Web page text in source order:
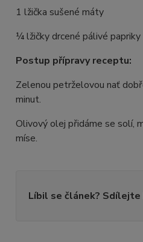
1 lžička sušené máty
¼ lžičky drcené pálivé papriky
Postup přípravy receptu:
Zelenou petrželovou nať
minut.
Olivový olej přidáme se solí,
míse.
Líbil se článek?